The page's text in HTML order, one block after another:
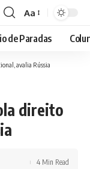
Font
Resizer
Aa
de Paradas
avalia Rússia
direito
4 Min Read